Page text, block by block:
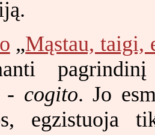
„Mąstau, taigi,
- cogito. Jo
egzistuoja